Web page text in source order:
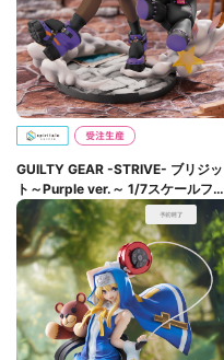
GUILTY GEAR -STRIVE- ブリジッ
ト～Purple ver.～ 1/7スケールフィ
ギュア【完全受注生産】